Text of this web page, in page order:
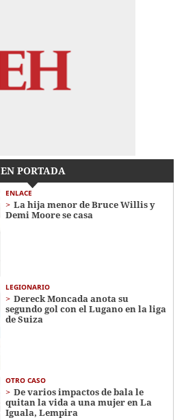
EN PORTADA
ENLACE
La hija menor de Bruce Willis y
Demi Moore se casa
LEGIONARIO
Dereck Moncada anota su
segundo gol con el Lugano en la liga
de Suiza
OTRO CASO
De varios impactos de bala le
quitan la vida a una mujer en La
Iguala, Lempira